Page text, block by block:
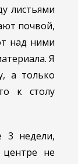
листьями
почвой,
над ними
Я
а только
к столу
3 недели,
не